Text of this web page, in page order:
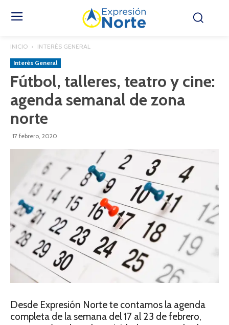
INICIO INTERÉS GENERAL
Interés General
Fútbol, talleres, teatro y cine:
agenda semanal de zona
norte
17 febrero, 2020
Desde Expresión Norte te contamos la agenda
completa de la semana del 17 al 23 de febrero,